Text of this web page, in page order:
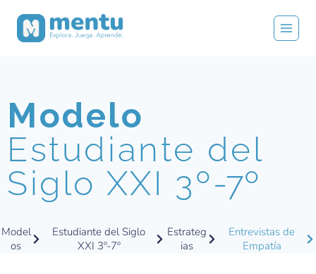
Modelo
Estudiante del
Siglo XXI 3º-7º
Model
os
Estudiante del Siglo
XXI 3º-7º
Estrateg
ias
Entrevistas de
Empatía